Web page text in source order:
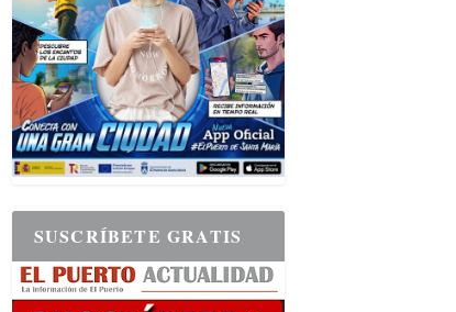
SUSCRÍBETE GRATIS